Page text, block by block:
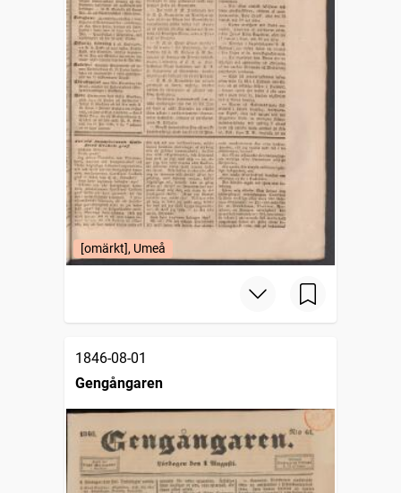
[omärkt], Umeå
1846-08-01
Gengångaren